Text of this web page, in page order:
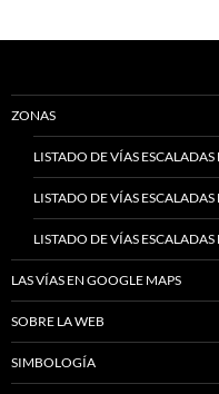
ZONAS
LISTADO DE VÍAS
LISTADO DE VÍAS
LISTADO DE VÍAS
LAS VÍAS EN GOOGLE MAPS
SOBRE LA WEB
SIMBOLOGÍA